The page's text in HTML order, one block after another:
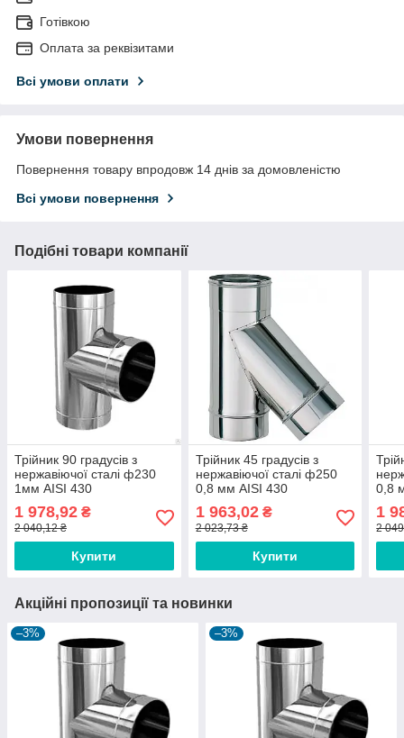
Готівкою
Оплата за реквізитами
Всі умови оплати
Умови повернення
Повернення товару впродовж 14 днів за домовленістю
Всі умови повернення
Подібні товари компанії
Трійник 90 градусів з
нержавіючої сталі ф230
1мм AISI 430
1 978,92 ₴
2 040,12 ₴
Купити
Трійник 45 градусів з
нержавіючої сталі ф250
0,8 мм AISI 430
1 963,02₴
2 023,73 ₴
Купити
0,8
1
2
Акційні пропозиції та новинки
–3% –3%